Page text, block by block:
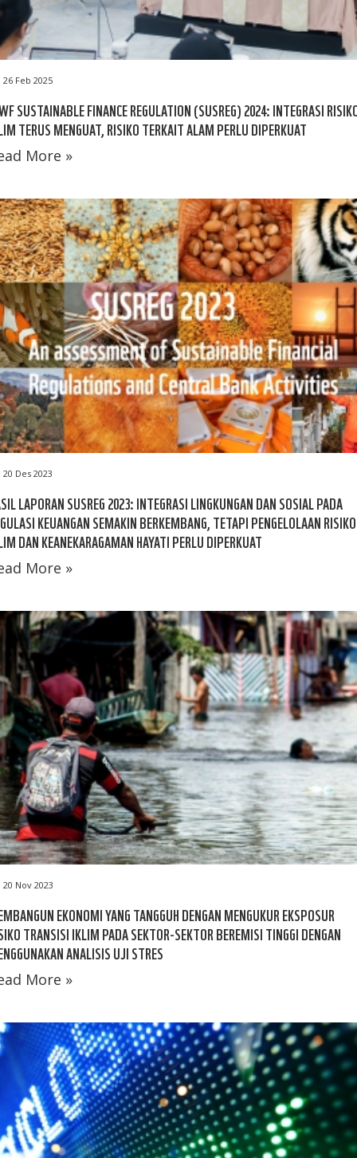
26 Feb 2025
SUSTAINABLE FINANCE REGULATION (SUSREG) 2024: INTEGRASI
TERUS MENGUAT, RISIKO TERKAIT ALAM PERLU DIPERKUAT
More »
20 Des 2023
LAPORAN SUSREG 2023: INTEGRASI LINGKUNGAN DAN SOSIAL PADA
KEUANGAN SEMAKIN BERKEMBANG, TETAPI PENGELOLAAN RISIKO
DAN KEANEKARAGAMAN HAYATI PERLU DIPERKUAT
More »
20 Nov 2023
EKONOMI YANG TANGGUH DENGAN MENGUKUR EKSPOSUR
TRANSISI IKLIM PADA SEKTOR-SEKTOR BEREMISI TINGGI DENGAN
ANALISIS UJI STRES
More »